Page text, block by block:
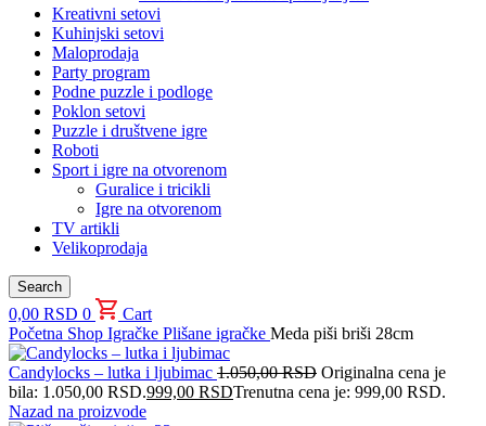
Kreativni setovi
Kuhinjski setovi
Maloprodaja
Party program
Podne puzzle i podloge
Poklon setovi
Puzzle i društvene igre
Roboti
Sport i igre na otvorenom
Guralice i tricikli
Igre na otvorenom
TV artikli
Velikoprodaja
Search
0,00 RSD 0
Cart
Početna Shop Igračke Plišane igračke Meda piši briši 28cm
Candylocks – lutka i ljubimac 1.050,00RSD Originalna cena je
bila: 1.050,00 RSD.999,00 RSDTrenutna cena je: 999,00 RSD.
Nazad na proizvode